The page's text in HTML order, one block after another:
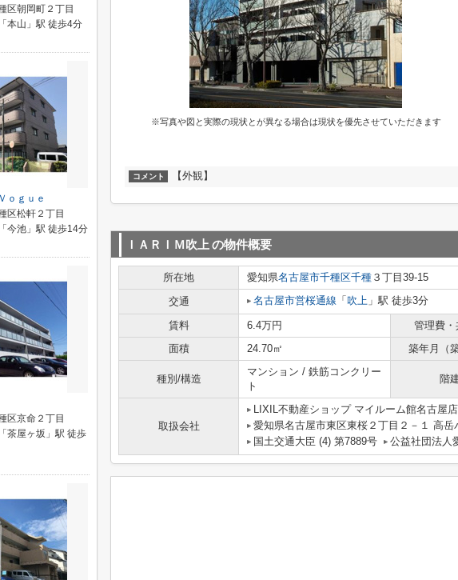
※写真や図と実際の現状とが異なる場合は現状を優先させていただきます
コメント 【外観】
ＩＡＲＩＭ吹上 の物件概要
所在地 愛知県名古屋市千種区千種 ３丁目39-15
交通
名古屋市営桜通線 「 吹上 」駅 徒歩3分
賃料 6.4万円 管理費・
面積
24.70㎡ 築年月（
種別/構造
マンション / 鉄筋コンクリー
ト
階
取扱会社
LIXIL不動産ショップ マイルーム館名古屋店
愛知県名古屋市東区東桜２丁目２－１ 高岳
国土交通大臣 (4) 第7889号
公益社団法人
区朝岡町２丁目
本山」駅 徒歩4分
ｇｕｅ
区松軒２丁目
今池」駅 徒歩14分
区京命２丁目
茶屋ヶ坂」駅 徒歩